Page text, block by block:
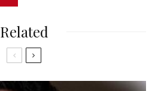
Related